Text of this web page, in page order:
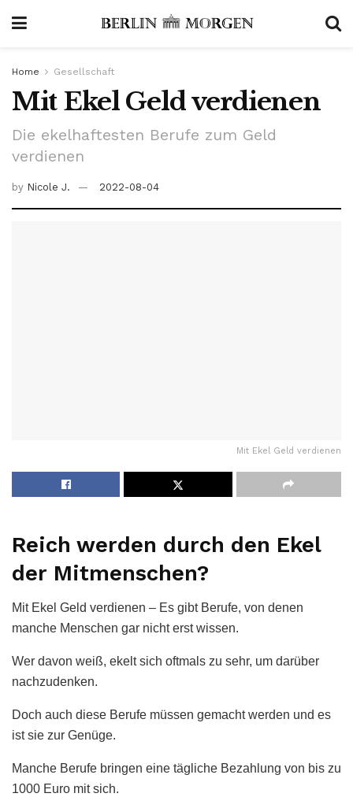
Home Gesellschaft
Mit Ekel Geld verdienen
Die ekelhaftesten Berufe zum Geld
verdienen
by Nicole J. 2022-08-04
Mit Ekel Geld verdienen
Reich werden durch den Ekel
der Mitmenschen?
Mit Ekel Geld verdienen – Es gibt Berufe, von denen
manche Menschen gar nicht erst wissen.
Wer davon weiß, ekelt sich oftmals zu sehr, um darüber
nachzudenken.
Doch auch diese Berufe müssen gemacht werden und es
ist sie zur Genüge.
Manche Berufe bringen eine tägliche Bezahlung von bis zu
1000 Euro mit sich.